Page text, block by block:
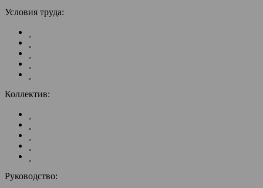
Условия труда:
Коллектив:
Руководство: